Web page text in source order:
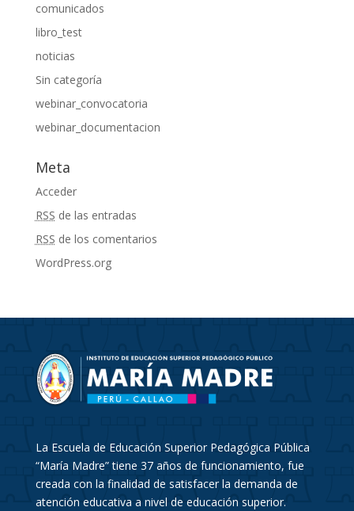
comunicados
libro_test
noticias
Sin categoría
webinar_convocatoria
webinar_documentacion
Meta
Acceder
RSS de las entradas
RSS de los comentarios
WordPress.org
La Escuela de Educación Superior Pedagógica Pública
“María Madre” tiene 37 años de funcionamiento, fue
creada con la finalidad de satisfacer la demanda de
atención educativa a nivel de educación superior.